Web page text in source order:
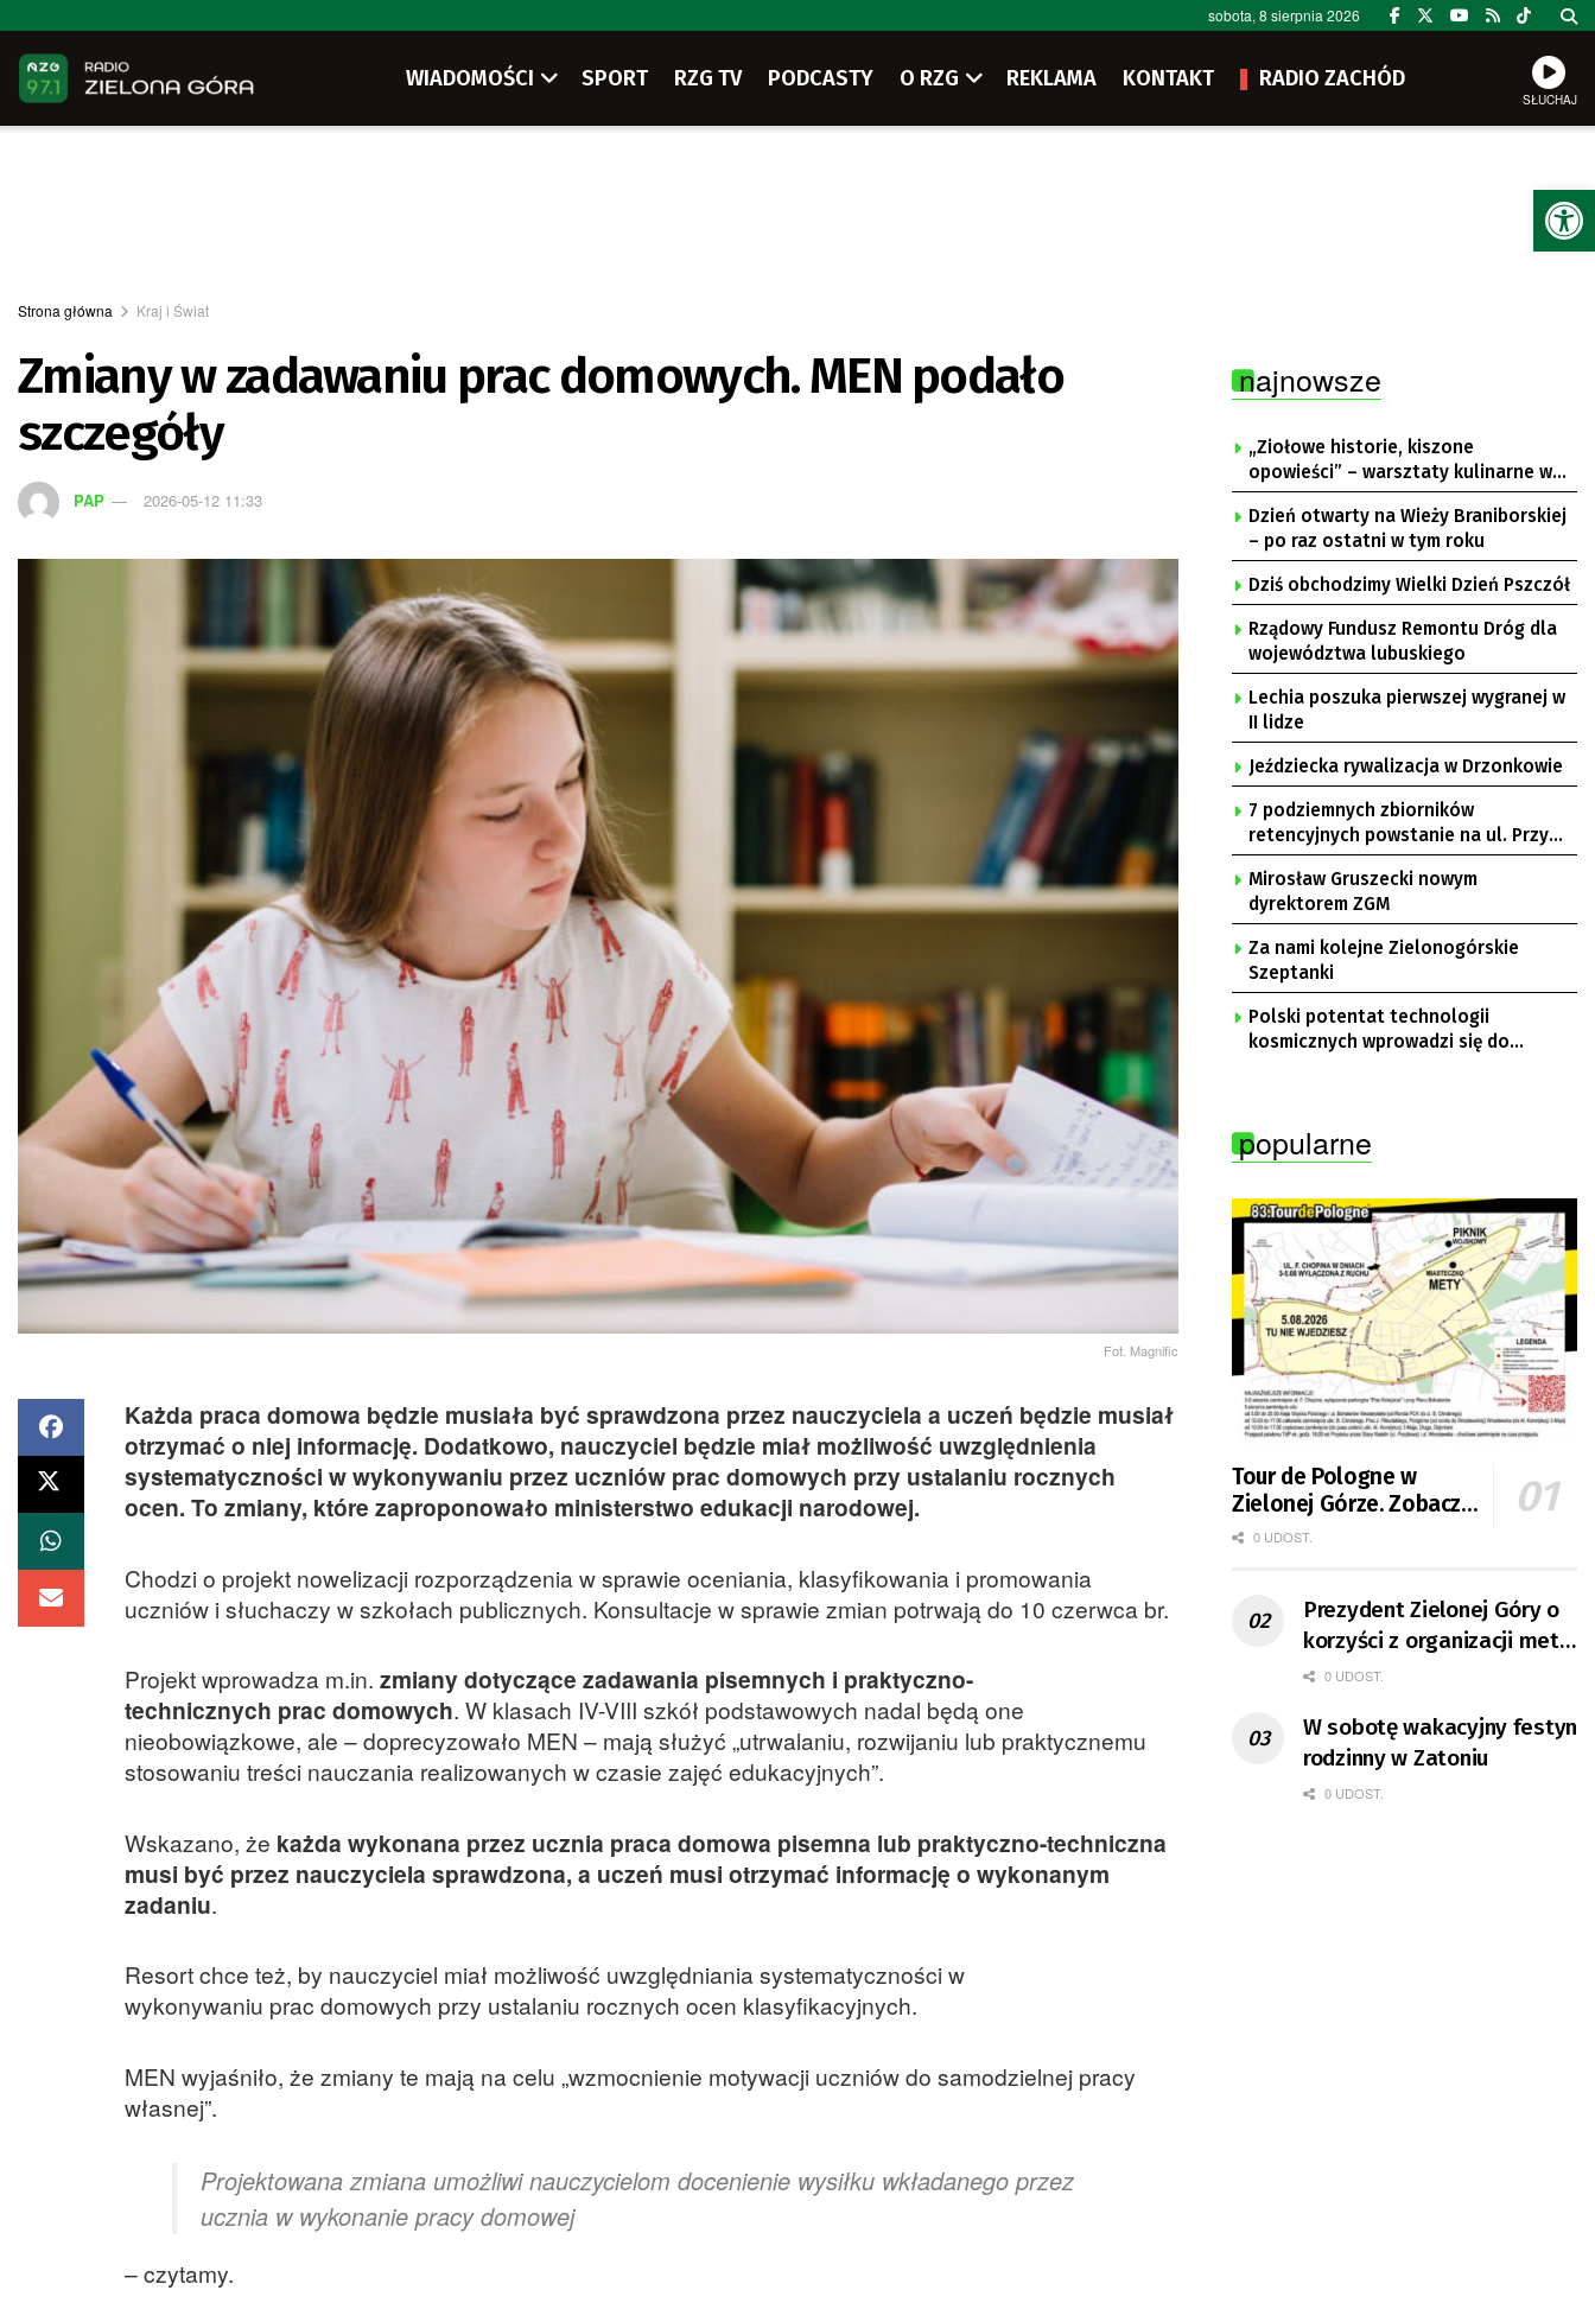
sobota, 8 sierpnia 2026
WIADOMOŚCI SPORT RZG TV PODCASTY O RZG REKLAMA KONTAKT RADIO ZACHÓD
SŁUCHAJ
Strona główna Kraj i Świat
Zmiany w zadawaniu prac domowych. MEN podało
szczegóły
PAP 2026-05-12 11:33
Fot. Magnific
Każda praca domowa będzie musiała być sprawdzona przez nauczyciela a uczeń będzie musiał
otrzymać o niej informację. Dodatkowo, nauczyciel będzie miał możliwość uwzględnienia
systematyczności w wykonywaniu przez uczniów prac domowych przy ustalaniu rocznych
ocen. To zmiany, które zaproponowało ministerstwo edukacji narodowej.
Chodzi o projekt nowelizacji rozporządzenia w sprawie oceniania, klasyfikowania i promowania
uczniów i słuchaczy w szkołach publicznych. Konsultacje w sprawie zmian potrwają do 10 czerwca br.
Projekt wprowadza m.in. zmiany dotyczące zadawania pisemnych i praktyczno-
technicznych prac domowych. W klasach IV-VIII szkół podstawowych nadal będą one
nieobowiązkowe, ale – doprecyzowało MEN – mają służyć „utrwalaniu, rozwijaniu lub praktycznemu
stosowaniu treści nauczania realizowanych w czasie zajęć edukacyjnych”.
Wskazano, że każda wykonana przez ucznia praca domowa pisemna lub praktyczno-techniczna
musi być przez nauczyciela sprawdzona, a uczeń musi otrzymać informację o wykonanym
zadaniu.
Resort chce też, by nauczyciel miał możliwość uwzględniania systematyczności w
wykonywaniu prac domowych przy ustalaniu rocznych ocen klasyfikacyjnych.
MEN wyjaśniło, że zmiany te mają na celu „wzmocnienie motywacji uczniów do samodzielnej pracy
własnej”.
Projektowana zmiana umożliwi nauczycielom docenienie wysiłku wkładanego przez
ucznia w wykonanie pracy domowej
– czytamy.
najnowsze
„Ziołowe historie, kiszone
opowieści” – warsztaty kulinarne w
Krępie
Dzień otwarty na Wieży Braniborskiej
– po raz ostatni w tym roku
Dziś obchodzimy Wielki Dzień Pszczół
Rządowy Fundusz Remontu Dróg dla
województwa lubuskiego
Lechia poszuka pierwszej wygranej w
II lidze
Jeździecka rywalizacja w Drzonkowie
7 podziemnych zbiorników
retencyjnych powstanie na ul. Przy
Gazowni
Mirosław Gruszecki nowym
dyrektorem ZGM
Za nami kolejne Zielonogórskie
Szeptanki
Polski potentat technologii
kosmicznych wprowadzi się do
popularne
Tour de Pologne w
Zielonej Górze. Zobacz
zmiany w organizacji
0 UDOST.
Prezydent Zielonej Góry o
korzyści z organizacji mety
Tour de Pologne
0 UDOST.
W sobotę wakacyjny festyn
rodzinny w Zatoniu
0 UDOST.